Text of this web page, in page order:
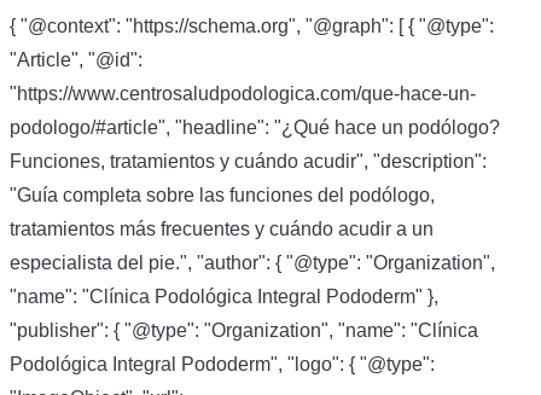
{ "@context": "https://schema.org", "@graph": [ { "@type":
"Article", "@id":
"https://www.centrosaludpodologica.com/que-hace-un-
podologo/#article", "headline": "¿Qué hace un podólogo?
Funciones, tratamientos y cuándo acudir", "description":
"Guía completa sobre las funciones del podólogo,
tratamientos más frecuentes y cuándo acudir a un
especialista del pie.", "author": { "@type": "Organization",
"name": "Clínica Podológica Integral Pododerm" },
"publisher": { "@type": "Organization", "name": "Clínica
Podológica Integral Pododerm", "logo": { "@type":